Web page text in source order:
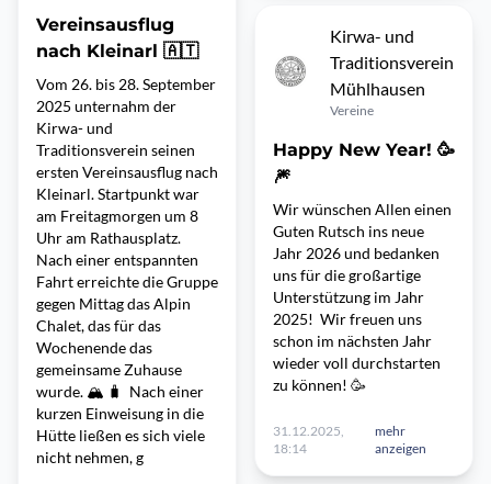
Vereinsausflug
nach Kleinarl 🇦🇹
Vom 26. bis 28. September
2025 unternahm der
Kirwa- und
Traditionsverein seinen
ersten Vereinsausflug nach
Kleinarl. Startpunkt war
am Freitagmorgen um 8
Uhr am Rathausplatz.
Nach einer entspannten
Fahrt erreichte die Gruppe
gegen Mittag das Alpin
Chalet, das für das
Wochenende das
gemeinsame Zuhause
wurde. 🏔️ 🧳 Nach einer
kurzen Einweisung in die
Hütte ließen es sich viele
nicht nehmen, g
Kirwa- und
Traditionsverein
Mühlhausen
Vereine
Happy New Year! 🥳
🎆
Wir wünschen Allen einen
Guten Rutsch ins neue
Jahr 2026 und bedanken
uns für die großartige
Unterstützung im Jahr
2025! Wir freuen uns
schon im nächsten Jahr
wieder voll durchstarten
zu können! 🥳
31.12.2025,
18:14
mehr
anzeigen